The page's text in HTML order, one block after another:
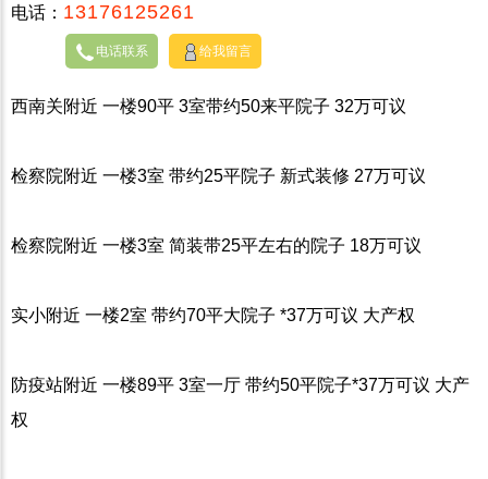
电话： 13176125261
电话联系 给我留言
西南关附近 一楼90平 3室带约50来平院子 32万可议
检察院附近 一楼3室 带约25平院子 新式装修 27万可议
检察院附近 一楼3室 简装带25平左右的院子 18万可议
实小附近 一楼2室 带约70平大院子 *37万可议 大产权
防疫站附近 一楼89平 3室一厅 带约50平院子*37万可议 大产
权